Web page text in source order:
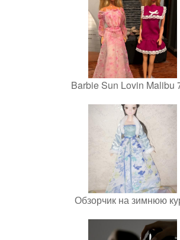
Barbie Sun Lovin Malibu
Обзорчик на зимнюю